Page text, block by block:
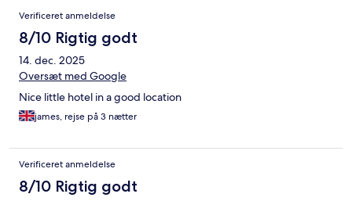
Verificeret anmeldelse
8/10 Rigtig godt
14. dec. 2025
Oversæt med Google
Nice little hotel in a good location
james, rejse på 3 nætter
Verificeret anmeldelse
8/10 Rigtig godt